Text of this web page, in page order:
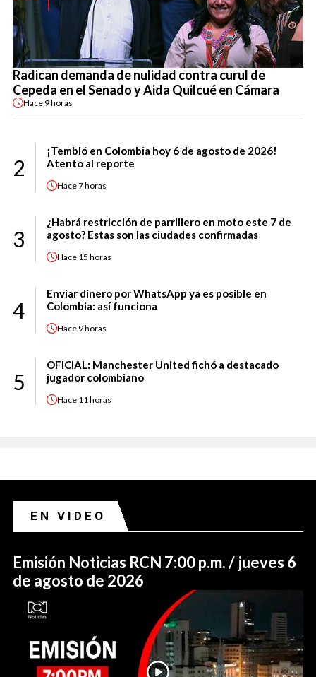
Radican demanda de nulidad contra curul de
Cepeda en el Senado y Aida Quilcué en Cámara
Hace 9 horas
2
¡Tembló en Colombia hoy 6 de agosto de 2026!
Atento al reporte
Hace7 horas
3
¿Habrá restricción de parrillero en moto este 7 de
agosto? Estas son las ciudades confirmadas
Hace 15 horas
4
Enviar dinero por WhatsApp ya es posible en
Colombia: así funciona
Hace 9 horas
5
OFICIAL: Manchester United fichó a destacado
jugador colombiano
Hace 11 horas
EN VIDEO
Emisión Noticias RCN 7:00 p.m. / jueves 6
de agosto de 2026